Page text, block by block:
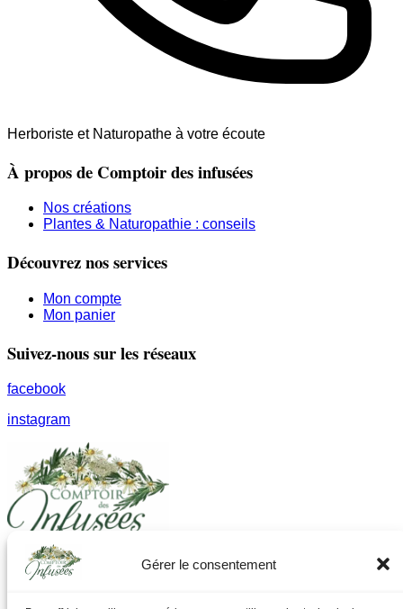
Gérer le consentement
Herboriste et Naturopathe à votre écoute
À propos de Comptoir des infusées
Nos créations
Plantes & Naturopathie : conseils
Découvrez nos services
Mon compte
Mon panier
Suivez-nous sur les réseaux
facebook
instagram
Laissez-vous guider pour trouver ce dont vous avez
besoin